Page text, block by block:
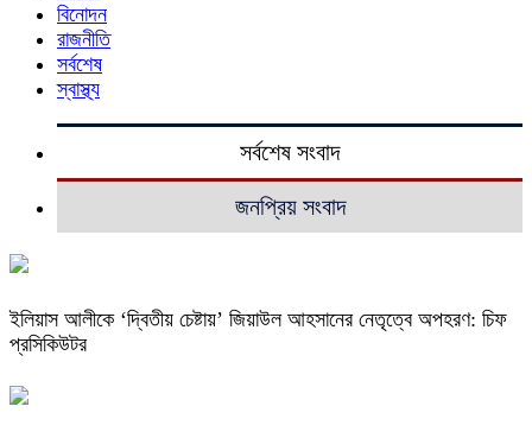
বিনোদন
রাজনীতি
সর্বশেষ
স্বাস্থ্য
সর্বশেষ সংবাদ
জনপ্রিয় সংবাদ
ইলিয়াস আলীকে ‘দ্বিতীয় চেষ্টায়’ জিয়াউল আহসানের নেতৃত্বে অপহরণ: চিফ
প্রসিকিউটর